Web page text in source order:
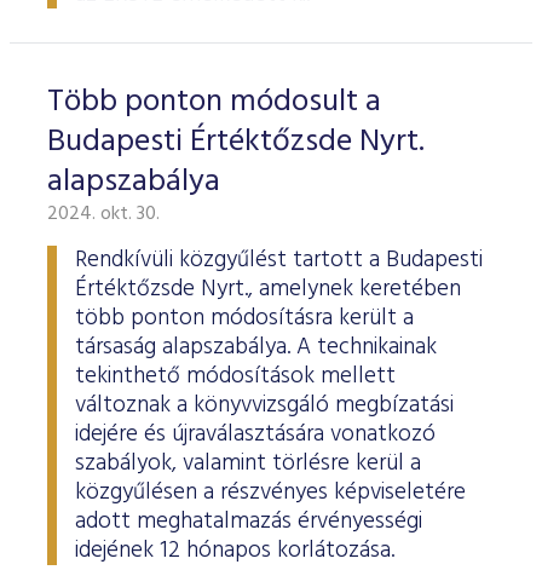
Több ponton módosult a
Budapesti Értéktőzsde Nyrt.
alapszabálya
2024. okt. 30.
Rendkívüli közgyűlést tartott a Budapesti
Értéktőzsde Nyrt., amelynek keretében
több ponton módosításra került a
társaság alapszabálya. A technikainak
tekinthető módosítások mellett
változnak a könyvvizsgáló megbízatási
idejére és újraválasztására vonatkozó
szabályok, valamint törlésre kerül a
közgyűlésen a részvényes képviseletére
adott meghatalmazás érvényességi
idejének 12 hónapos korlátozása.